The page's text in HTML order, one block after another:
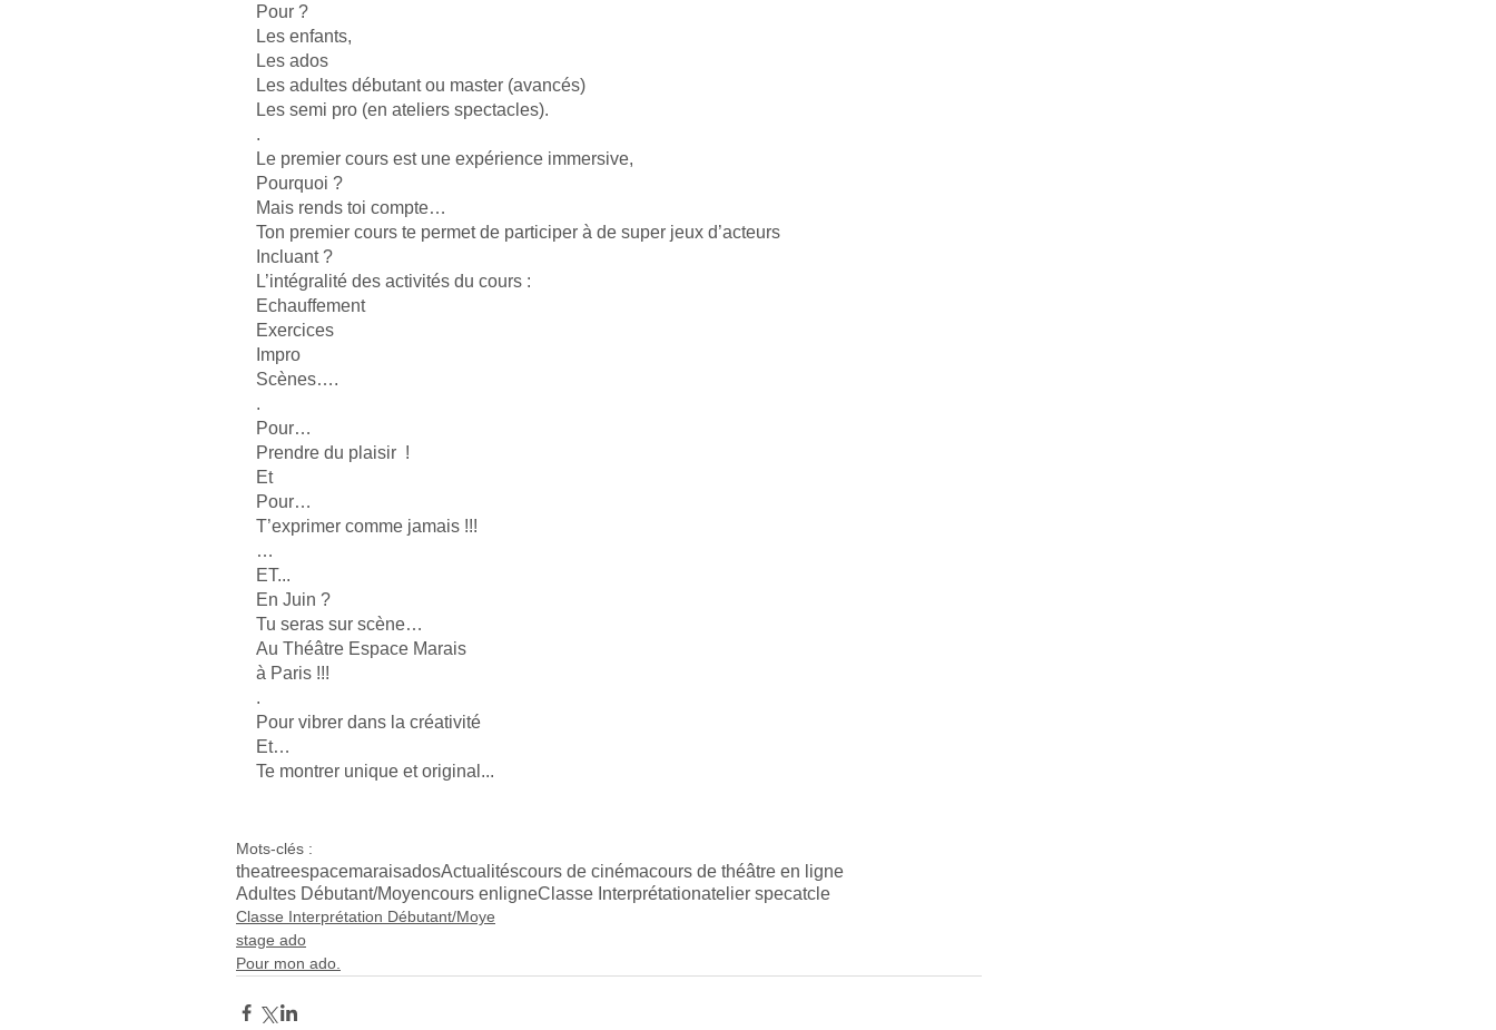
Pour ?
Les enfants,
Les ados
Les adultes débutant ou master (avancés)
Les semi pro (en ateliers spectacles).
.
Le premier cours est une expérience immersive,
Pourquoi ?
Mais rends toi compte…
Ton premier cours te permet de participer à de super jeux d’acteurs
Incluant ?
L’intégralité des activités du cours :
Echauffement
Exercices
Impro
Scènes….
.
Pour…
Prendre du plaisir  !
Et
Pour…
T’exprimer comme jamais !!!
…
ET...
En Juin ?
Tu seras sur scène…
Au Théâtre Espace Marais
à Paris !!!
.
Pour vibrer dans la créativité
Et…
Te montrer unique et original...
Mots-clés :
theatreespacemaraisadosActualitéscours de cinémacours de théâtre en ligne
Adultes Débutant/Moyencours enligneClasse Interprétationatelier specatcle
Classe Interprétation Débutant/Moye
stage ado
Pour mon ado.